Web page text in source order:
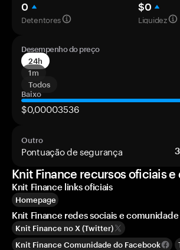
0
Detentores
$0
Liquidez
Desempenho do preço
24h
1m
Todos
Baixo
$0,00003536
Outro
Pontuação de segurança
Knit Finance recursos oficiais
Knit Finance links oficiais
Homepage
Knit Finance redes sociais e comunidade
Knit Finance no X (Twitter)
Knit Finance Comunidade do Facebook